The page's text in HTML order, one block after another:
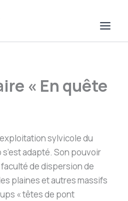
« En quête
sylvicole du
adapté. Son pouvoir
de dispersion de
plaines et autres massifs
« têtes de pont